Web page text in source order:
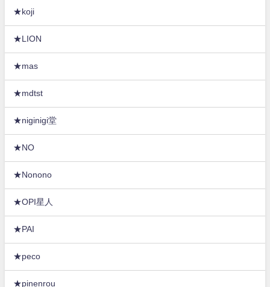
★koji
★LION
★mas
★mdtst
★niginigi堂
★NO
★Nonono
★OPI星人
★PAI
★peco
★pinenrou